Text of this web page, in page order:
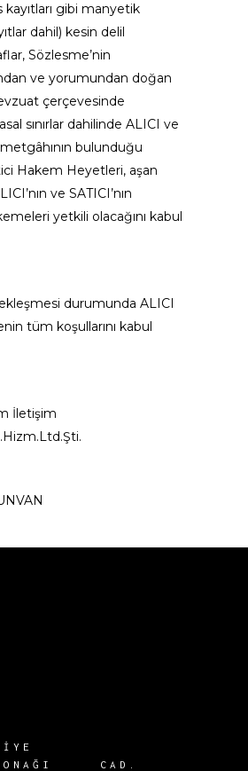
kayıtları gibi manyetik
dahil) kesin delil
Sözlesme’nin
ve yorumundan doğan
çerçevesinde
sınırlar dahilinde ALICI ve
bulunduğu
Hakem Heyetleri, aşan
ve SATICI’nın
yetkili olacağını kabul
durumunda ALICI
tüm koşullarını kabul
İletişim
CAD.